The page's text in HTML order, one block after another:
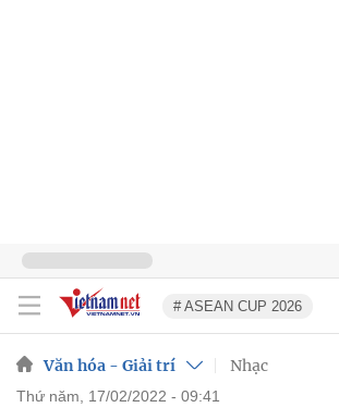
# ASEAN CUP 2026
Văn hóa - Giải trí Nhạc
thứ năm, 17/02/2022 - 09:41